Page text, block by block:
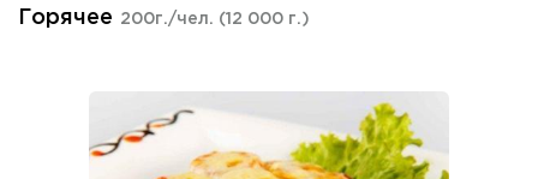
Горячее 200г./чел. (12 000 г.)